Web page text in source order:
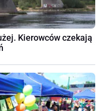
Kierowców czekają